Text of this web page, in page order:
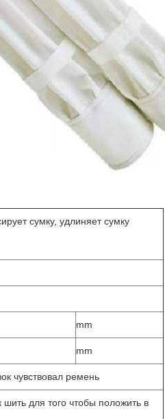
сумку, удлиняет сумку
mm
mm
чувствовал ремень
шить для того чтобы положить в